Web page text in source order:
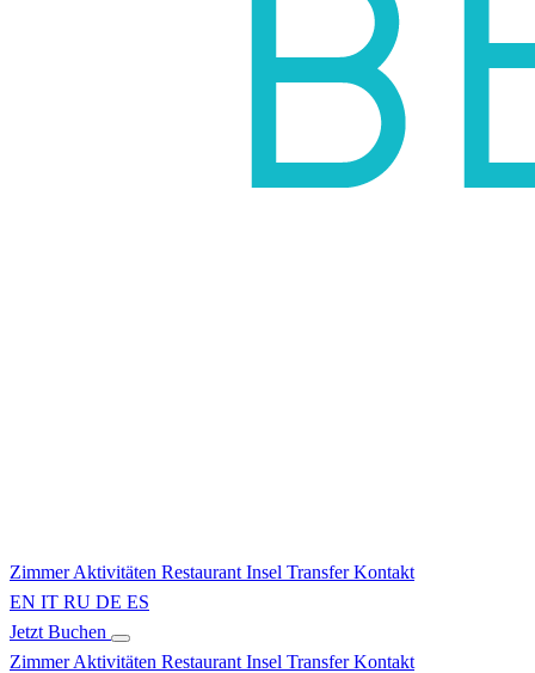
ZimmerAktivitäten Restaurant Insel TransferKontakt
EN IT RU DE ES
Jetzt Buchen
ZimmerAktivitäten Restaurant Insel TransferKontakt